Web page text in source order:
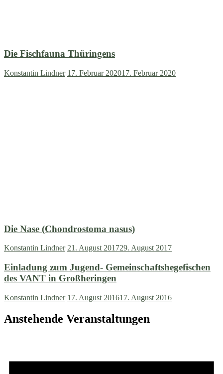
Die Fischfauna Thüringens
Konstantin Lindner 17. Februar 202017. Februar 2020
Die Nase (Chondrostoma nasus)
Konstantin Lindner 21. August 201729. August 2017
Einladung zum Jugend- Gemeinschaftshegefischen
des VANT in Großheringen
Konstantin Lindner 17. August 201617. August 2016
Anstehende Veranstaltungen